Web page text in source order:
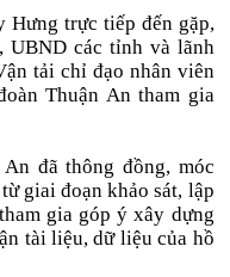
Hưng trực tiếp đến gặp,
UBND các tỉnh và lãnh
tải chỉ đạo nhân viên
Thuận An tham gia
đã thông đồng, móc
giai đoạn khảo sát, lập
gia góp ý xây dựng
tài liệu, dữ liệu của hồ